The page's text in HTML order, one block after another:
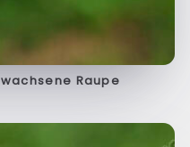
Raupe